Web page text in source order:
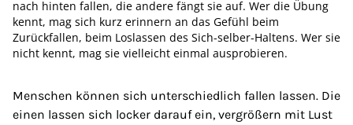
nach hinten fallen, die andere fängt sie auf. Wer die Übung
kennt, mag sich kurz erinnern an das Gefühl beim
Zurückfallen, beim Loslassen des Sich-selber-Haltens. Wer sie
nicht kennt, mag sie vielleicht einmal ausprobieren.
Menschen können sich unterschiedlich fallen lassen. Die
einen lassen sich locker darauf ein, vergrößern mit Lust